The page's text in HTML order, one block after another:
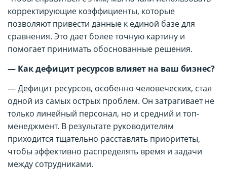
корректирующие коэффициенты, которые
позволяют привести данные к единой базе для
сравнения. Это дает более точную картину и
помогает принимать обоснованные решения.
— Как дефицит ресурсов влияет на ваш бизнес?
— Дефицит ресурсов, особенно человеческих, стал
одной из самых острых проблем. Он затрагивает не
только линейный персонал, но и средний и топ-
менеджмент. В результате руководителям
приходится тщательно расставлять приоритеты,
чтобы эффективно распределять время и задачи
между сотрудниками.